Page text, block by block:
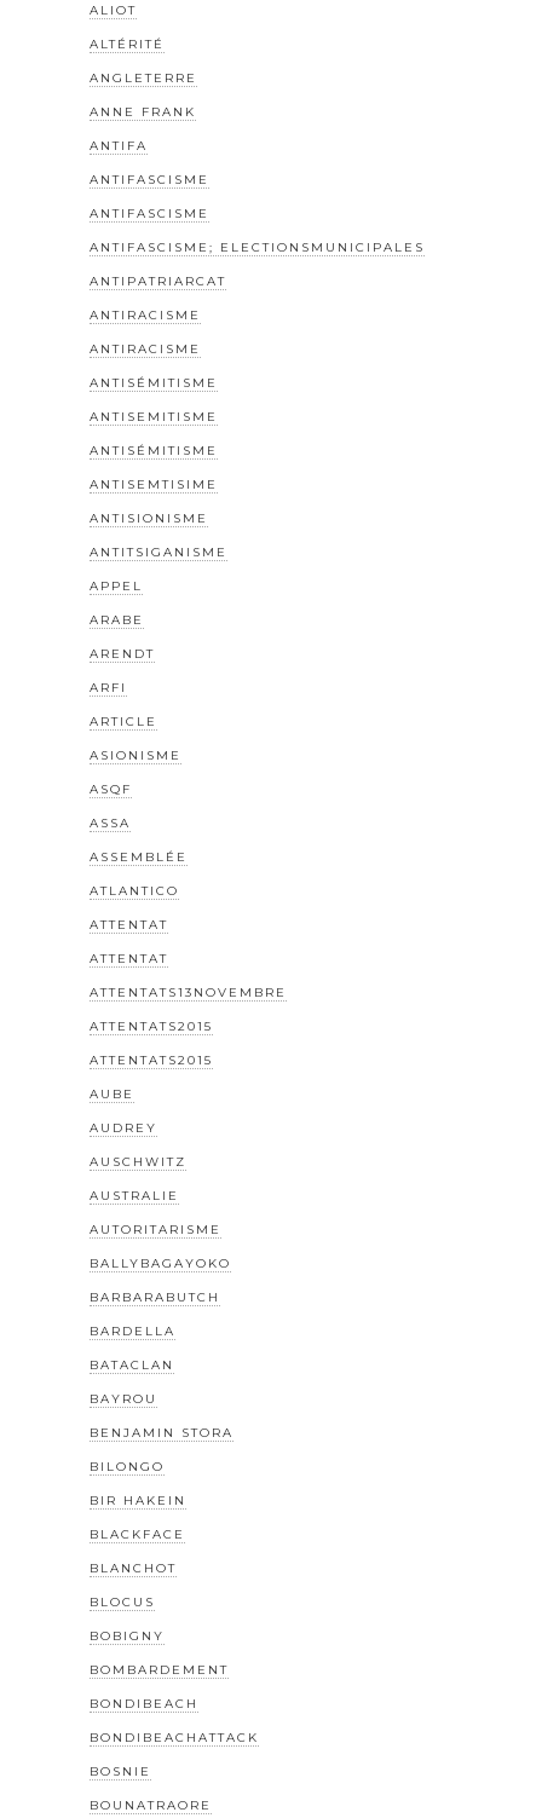
ALIOT
ALTÉRITÉ
ANGLETERRE
ANNE FRANK
ANTIFA
ANTIFASCISME
ANTIFASCISME
ANTIFASCISME; ELECTIONSMUNICIPALES
ANTIPATRIARCAT
ANTIRACISME
ANTIRACISME
ANTISÉMITISME
ANTISEMITISME
ANTISÉMITISME
ANTISEMTISIME
ANTISIONISME
ANTITSIGANISME
APPEL
ARABE
ARENDT
ARFI
ARTICLE
ASIONISME
ASQF
ASSA
ASSEMBLÉE
ATLANTICO
ATTENTAT
ATTENTAT
ATTENTATS13NOVEMBRE
ATTENTATS2015
ATTENTATS2015
AUBE
AUDREY
AUSCHWITZ
AUSTRALIE
AUTORITARISME
BALLYBAGAYOKO
BARBARABUTCH
BARDELLA
BATACLAN
BAYROU
BENJAMIN STORA
BILONGO
BIR HAKEIN
BLACKFACE
BLANCHOT
BLOCUS
BOBIGNY
BOMBARDEMENT
BONDIBEACH
BONDIBEACHATTACK
BOSNIE
BOUNATRAORE